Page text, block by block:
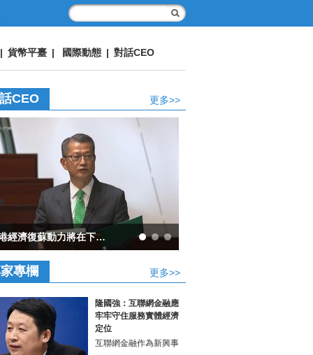
| 貨幣平臺 | 國際動態 | 對話CEO
CEO 更多>>
數據洞見世界
專欄 更多>>
隆國強：互聯網金融應
牢牢守住服務實體經濟
定位
互聯網金融作為新興事